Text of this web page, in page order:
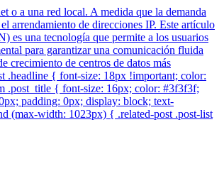
o a una red local. A medida que la demanda
arrendamiento de direcciones IP. Este artículo
es una tecnología que permite a los usuarios
para garantizar una comunicación fluida
crecimiento de centros de datos más
.headline { font-size: 18px !important; color:
.post_title { font-size: 16px; color: #3f3f3f;
padding: 0px; display: block; text-
(max-width: 1023px) { .related-post .post-list